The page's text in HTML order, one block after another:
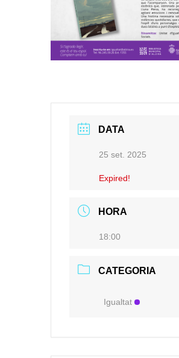
DATA
25 set. 2025
Expired!
HORA
18:00
CATEGORIA
Igualtat